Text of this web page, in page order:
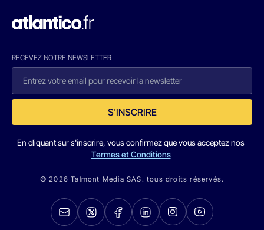
RECEVEZ NOTRE NEWSLETTER
S'INSCRIRE
En cliquant sur s'inscrire, vous confirmez que vous acceptez nos
Termes et Conditions
© 2026 Talmont Media SAS. tous droits réservés.